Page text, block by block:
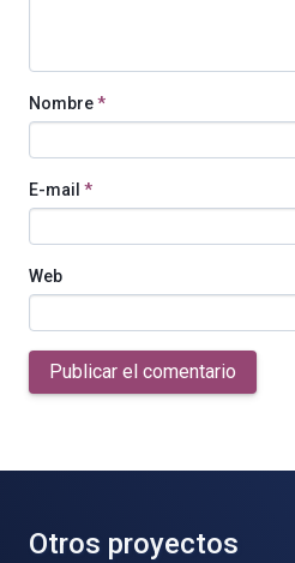
Nombre*
E-mail *
Web
Publicar el comentario
Otros proyectos